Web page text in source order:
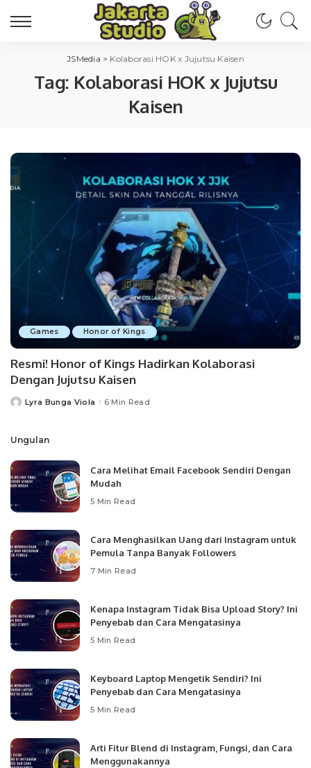
JSMedia > Kolaborasi HOK x Jujutsu Kaisen
Tag: Kolaborasi HOK x Jujutsu
Kaisen
Games Honor of Kings
Resmi! Honor of Kings Hadirkan Kolaborasi
Dengan Jujutsu Kaisen
PostedLyra Bunga Viola 6 Min Read
Ungulan
Cara Melihat Email Facebook Sendiri Dengan
Mudah
5 Min Read
Cara Menghasilkan Uang dari Instagram untuk
Pemula Tanpa Banyak Followers
7 Min Read
Kenapa Instagram Tidak Bisa Upload Story? Ini
Penyebab dan Cara Mengatasinya
5 Min Read
Keyboard Laptop Mengetik Sendiri? Ini
Penyebab dan Cara Mengatasinya
5 Min Read
Arti Fitur Blend di Instagram, Fungsi, dan Cara
Menggunakannya